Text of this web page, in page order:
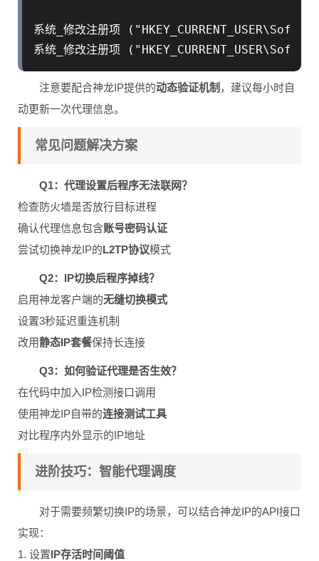
系统_修改注册项
注意要配合神龙IP提供的动态验证机制 ，建议每小时自
动更新一次代理信息。
常见问题解决方案
Q1：代理设置后程序无法联网？
检查防火墙是否放行目标进程
确认代理信息包含账号密码认证
尝试切换神龙IP的L2TP协议模式
Q2：IP切换后程序掉线？
启用神龙客户端的无缝切换模式
设置3秒延迟重连机制
改用静态IP套餐保持长连接
Q3：如何验证代理是否生效？
在代码中加入IP检测接口调用
使用神龙IP自带的连接测试工具
对比程序内外显示的IP地址
进阶技巧：智能代理调度
对于需要频繁切换IP的场景，可以结合神龙IP的API接口
实现：
1. 设置IP存活时间阈值